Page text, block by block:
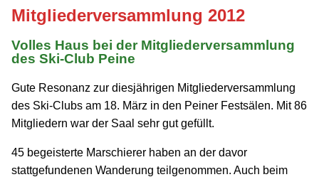
Mitgliederversammlung 2012
Volles Haus bei der Mitglieder­versammlung
des Ski-Club Peine
Gute Resonanz zur diesjährigen Mitglieder­versammlung
des Ski-Clubs am 18. März in den Peiner Festsälen. Mit 86
Mitgliedern war der Saal sehr gut gefüllt.
45 begeisterte Marschierer haben an der davor
stattgefundenen Wanderung teilgenommen. Auch beim